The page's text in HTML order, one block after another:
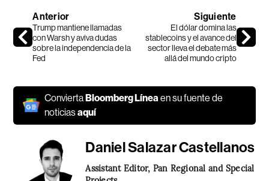
Anterior
Trump mantiene llamadas
con Warsh y aviva dudas
sobre la independencia de la
Fed
Siguiente
El dólar domina las
stablecoins y el avance del
sector lleva el debate más
allá del mundo cripto
ConviertaBloomberg Línea en su fuente de
noticiasaquí
Daniel Salazar Castellanos
Assistant Editor, Pan Regional and Special